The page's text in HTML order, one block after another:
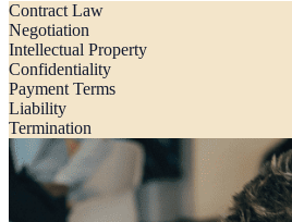
Contract Law
Negotiation
Intellectual Property
Confidentiality
Payment Terms
Liability
Termination